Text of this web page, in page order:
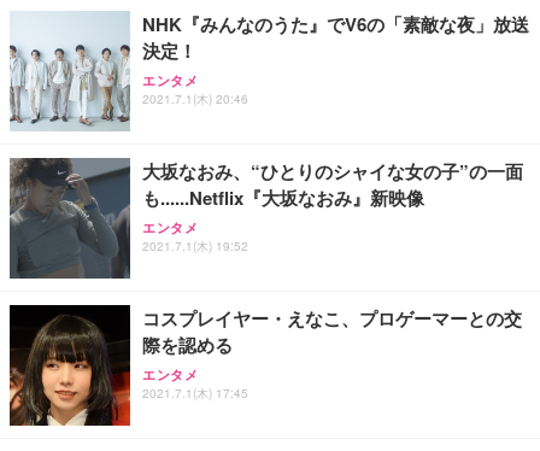
ョン PCチェア 通気性メッシュ ゲーミング/勉強/事
務用 おしゃれ パソコンチェア (ホワイト)
ANDWINT オフィスチェア デスクチェア 肘なし メ
ッシュ 通気性 ランバーサポート付き 腰サポート ガ
ス圧無段階昇降 360度回転 キャスター付き コンパク
【MiniLED/24.5inch/280Hz/FHD】GRAPHT THE S
HOOTER Gaming Monitor 24” Essential ゲーミン
グモニター QD 24.5インチ 1ms FHD 量子ドット 残
アイリスオーヤマ ペットシーツ 超厚型 お徳用 レギ
ュラー 200枚入【Amazon.co.jp限定】
NHK『みんなのうた』でV6の「素敵な夜」放送
決定！
エンタメ
2021.7.1(木) 20:46
大坂なおみ、“ひとりのシャイな女の子”の一面
も......Netflix『大坂なおみ』新映像
エンタメ
2021.7.1(木) 19:52
コスプレイヤー・えなこ、プロゲーマーとの交
際を認める
エンタメ
2021.7.1(木) 17:45